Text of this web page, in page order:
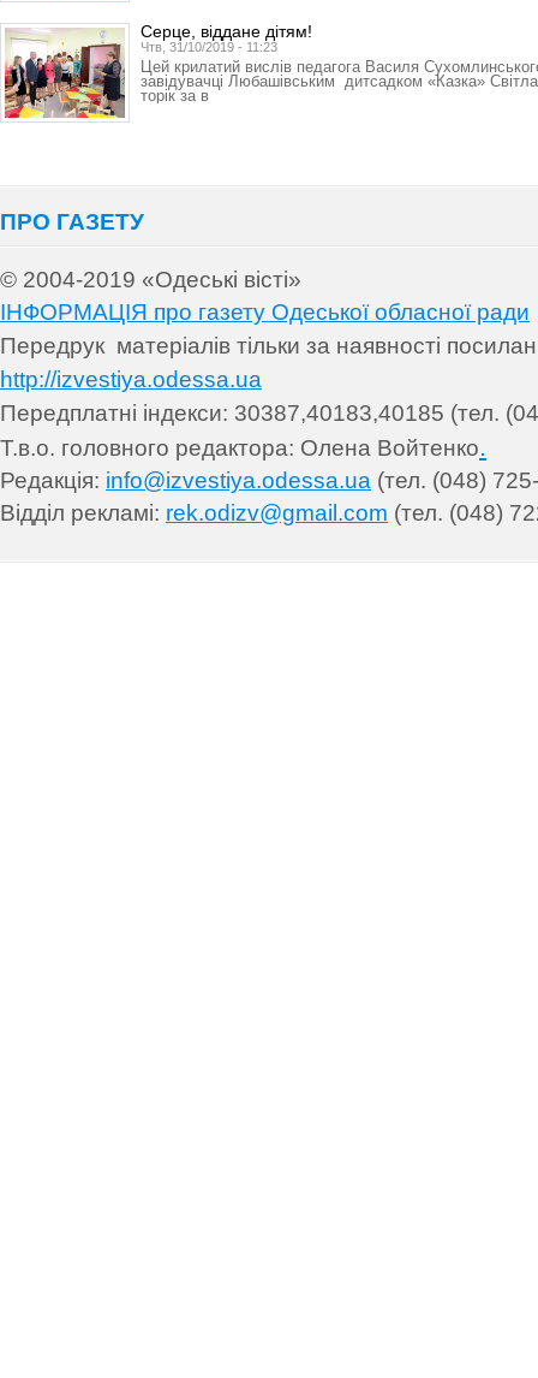
Серце, віддане дітям!
Чтв, 31/10/2019 - 11:23
Цей крилатий вислів педагога Василя
завідувачці Любашівським дитсадком «Казка»
торік за в
ПРО ГАЗЕТУ
© 2004-2019 «Одеські вісті»
ІНФОРМАЦІЯ про газету Одеської обласної ради
Передрук матеріалів тільки за наявності
http://izvestiya.odessa.ua
Передплатні індекси: 30387,40183,40185 (тел.
Т.в.о. головного редактора: Олена Войтенко.
Редакція: info@izvestiya.odessa.ua (тел. (048)
Відділ рекламі: rek.odizv@gmail.com (тел. (048)